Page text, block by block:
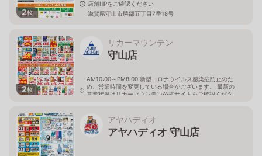
2枚
店舗HPをご確認ください
滋賀県守山市勝部五丁目7番18号
2枚
リカーマウンテン
守山店
AM10:00～PM8:00 新型コロナウイルス感染症防止のた
め、営業時間を変更している場合がございます。 最新の
営業状況はリカーマウンテン公式サイトをご確認くださ
アヤハディオ
アヤハディオ 守山店